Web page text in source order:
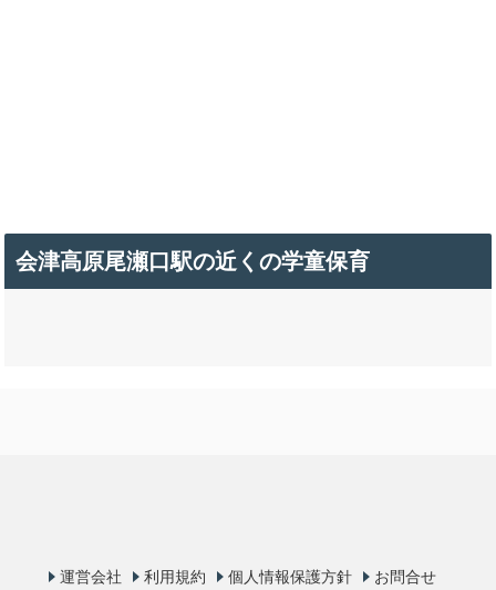
会津高原尾瀬口駅の近くの学童保育
運営会社 利用規約 個人情報保護方針 お問合せ